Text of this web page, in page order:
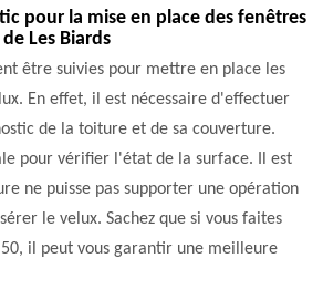
pour la mise en place des fenêtres
Les Biards
être suivies pour mettre en place les
En effet, il est nécessaire d'effectuer
de la toiture et de sa couverture.
pour vérifier l'état de la surface. Il est
ne puisse pas supporter une opération
le velux. Sachez que si vous faites
il peut vous garantir une meilleure